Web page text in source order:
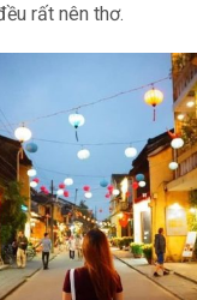
rất nên thơ.